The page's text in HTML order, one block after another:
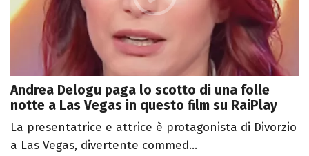
Andrea Delogu paga lo scotto di una folle
notte a Las Vegas in questo film su RaiPlay
La presentatrice e attrice è protagonista di Divorzio
a Las Vegas, divertente commed...